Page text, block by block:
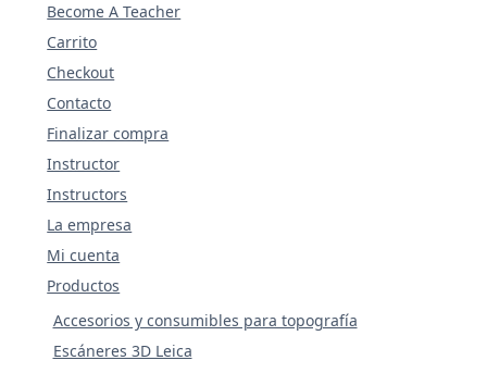
Become A Teacher
Carrito
Checkout
Contacto
Finalizar compra
Instructor
Instructors
La empresa
Mi cuenta
Productos
Accesorios y consumibles para topografía
Escáneres 3D Leica